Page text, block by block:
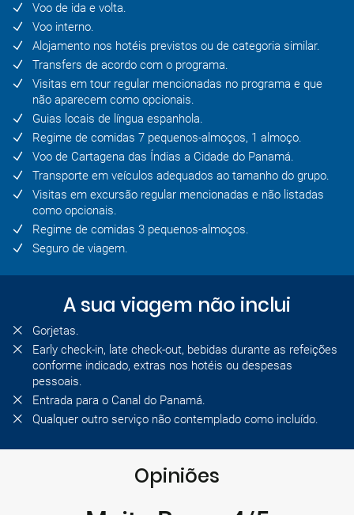
Voo de ida e volta.
Voo interno.
Alojamento nos hotéis previstos ou de categoria similar.
Transfers de acordo com o programa.
Visitas em tour regular mencionadas no programa e que
não aparecem como opcionais.
Guias locais de língua espanhola.
Regime de comidas 7 pequenos-almoços, 1 almoço.
Voo de Cartagena das Índias a Cidade do Panamá.
Transporte em veículos adequados ao tamanho do grupo.
Visitas em excursão regular mencionadas e não listadas
como opcionais.
Regime de comidas 3 pequenos-almoços.
Seguro de viagem.
A sua viagem não inclui
Gorjetas.
Early check-in, late check-out, bebidas durante as refeições
conforme indicado, extras nos hotéis ou despesas
pessoais.
Entrada para o Canal do Panamá.
Qualquer outro serviço não contemplado como incluído.
Opiniões